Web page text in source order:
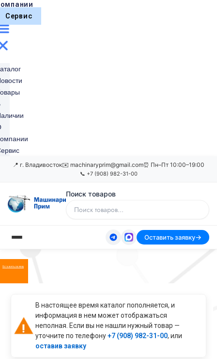
Сервис
📍 г. Владивосток✉️ machinaryprim@gmail.com⏰ Пн–Пт 10:00–19:00
📞 +7 (908) 982-31-00
Поиск товаров
Оставить заявку
Оставить заявку
В настоящее время каталог пополняется, и
информация в нем может отображаться
неполная. Если вы не нашли нужный товар —
уточните по телефону+7 (908) 982-31-00, или
оставив заявку